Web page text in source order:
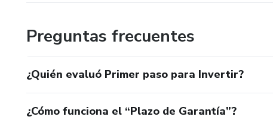
Preguntas frecuentes
¿Quién evaluó Primer paso para Invertir?
¿Cómo funciona el “Plazo de Garantía”?